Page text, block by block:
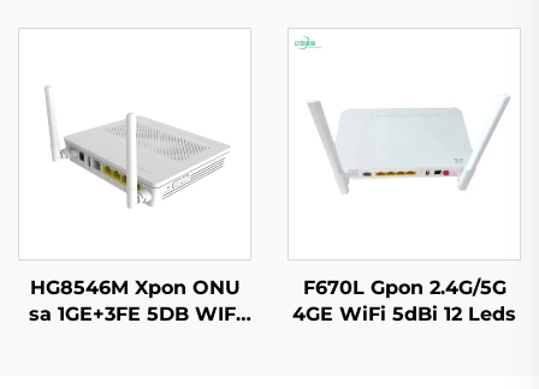
HG8546M Xpon ONU
sa 1GE+3FE 5DB WIFI
F670L Gpon 2.4G/5G
4GE WiFi 5dBi 12 Leds